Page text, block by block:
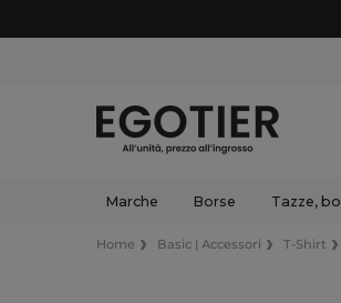
Marche Borse Tazze,
Home Basic | Accessori T-Shirt